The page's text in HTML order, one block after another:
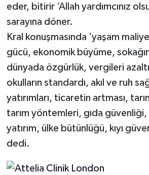
eder, bitirir ‘Allah yardımcınız
sarayına döner.
Kral konuşmasında ‘yaşam
gücü, ekonomik büyüme,
dünyada özgürlük, vergileri
okulların standardı, akıl ve ruh
yatırımları, ticaretin artması,
tarım yöntemleri, gıda
yatırım, ülke bütünlüğü, kıyı
dedi.